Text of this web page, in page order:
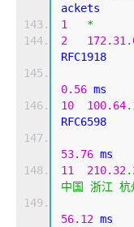
ackets
1
*
2
172.31 .
0.56 ms
10
100.64.
53.76 ms
11
210.32.
中国
浙江 杭
56.12 ms